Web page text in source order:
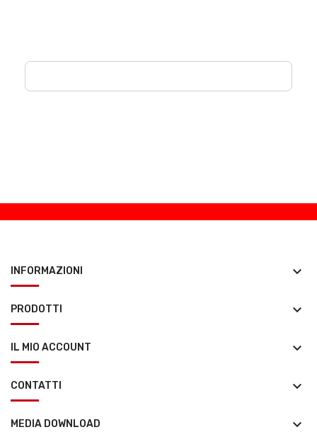
INFORMAZIONI keyboard_arrow_down
PRODOTTI keyboard_arrow_down
IL MIO ACCOUNT keyboard_arrow_down
CONTATTI keyboard_arrow_down
MEDIA DOWNLOAD keyboard_arrow_down